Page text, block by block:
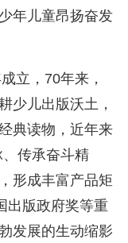
年儿童昂扬奋发
立，70年来，
少儿出版沃土，
典读物，近年来
传承奋斗精
形成丰富产品矩
出版政府奖等重
发展的生动缩影